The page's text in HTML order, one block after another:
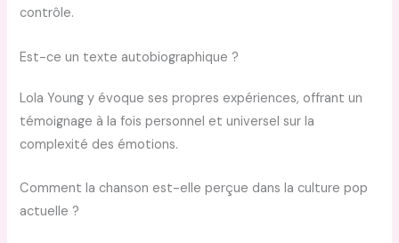
contrôle.
Est-ce un texte autobiographique ?
Lola Young y évoque ses propres expériences, offrant un
témoignage à la fois personnel et universel sur la
complexité des émotions.
Comment la chanson est-elle perçue dans la culture pop
actuelle ?